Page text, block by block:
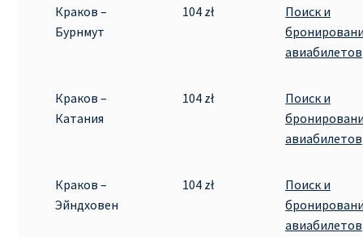
Краков –
Бурнмут
104 zł
Поиск и
авиабилетов
Краков –
Катания
104 zł
Поиск и
авиабилетов
Краков –
Эйндховен
104 zł
Поиск и
авиабилетов